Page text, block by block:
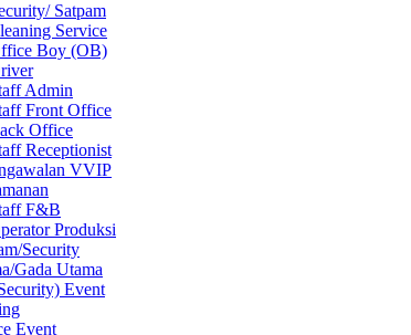
Satpam
Service
Boy (OB)
Admin
Front Office
Office
Receptionist
VVIP
F&B
Produksi
Security
Gada Utama
Event
Event